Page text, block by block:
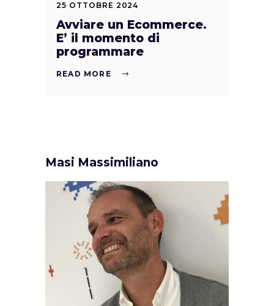
25 OTTOBRE 2024
Avviare un Ecommerce.
E’ il momento di
programmare
READ MORE
Masi Massimiliano